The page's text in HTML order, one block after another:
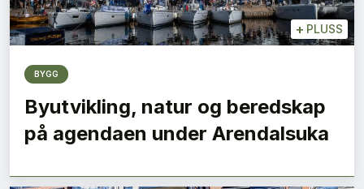
+ PLUSS
BYGG
Byutvikling, natur og beredskap
på agendaen under Arendalsuka